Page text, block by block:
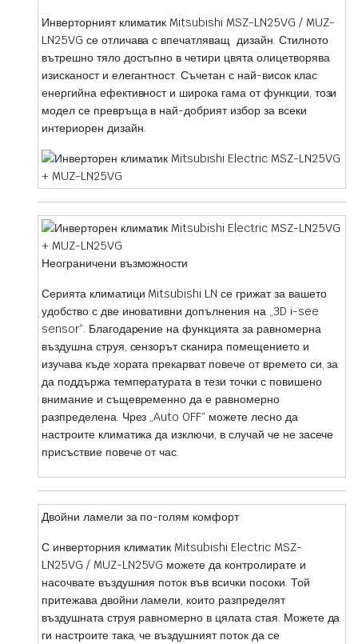
Инверторният климатик Mitsubishi MSZ-LN25VG / MUZ-
LN25VG се отличава с впечатляващ дизайн. Стилното
вътрешно тяло достъпно в четири цвята олицетворява
изисканост и елегантност. Съчетан с най-висок клас
енергийна ефективност и широка гама от функции, този
модел се превръща в най-добрият избор за всеки
интериорен дизайн.
Неограничени възможности
Серията климатици Mitsubishi LN се грижат за вашето
удобство с две иновативни допълнения на „3D i-see
sensor“. Благодарение на функцията за равномерна
въздушна струя, сензорът сканира помещението и
изучава къде хората прекарват повече от времето си, за
да поддържа температурата в тези точки с повишено
внимание и същевременно да е равномерно
разпределена. Чрез „Auto OFF“ можете лесно да
настроите климатика да изключи, в случай че не засече
присъствие повече от час.
Двойни ламели за по-голям комфорт
С инверторния климатик Mitsubishi Electric MSZ-
LN25VG / MUZ-LN25VG можете да контролирате и
насочвате въздушния поток във всички посоки. Той
притежава двойни ламели, които разпределят
въздушната струя равномерно в цялата стая. Можете да
ги настроите така, че въздушният поток да се